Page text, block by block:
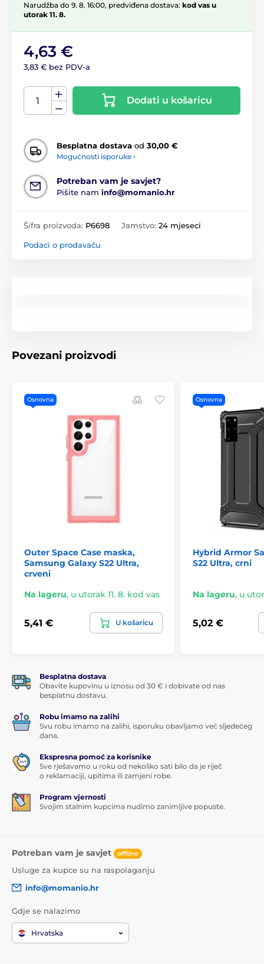
Narudžba do 9. 8. 16:00, predviđena dostava: kod vas u
utorak 11. 8.
4,63 €
3,83 € bez PDV-a
Dodati u košaricu
Besplatna dostava od 30,00 €
Mogućnosti isporuke ›
Potreban vam je savjet?
Pišite nam info@momanio.hr
Šifra proizvoda: P6698 Jamstvo: 24 mjeseci
Podaci o prodavaču
Povezani proizvodi
Osnovna
Outer Space Case maska,
Samsung Galaxy S22 Ultra,
crveni
Na lageru, u utorak 11. 8. kod vas
5,41 € U košaricu
Osnovna
Hybrid Armor
S22 Ultra, crni
Na lageru, u
5,02 €
Besplatna dostava
Obavite kupovinu u iznosu od 30 € i dobivate od nas
besplatnu dostavu.
Robu imamo na zalihi
Svu robu imamo na zalihi, isporuku obavljamo već sljedećeg
dana.
Ekspresna pomoć za korisnike
Sve rješavamo u roku od nekoliko sati bilo da je riječ
o reklamaciji, upitima ili zamjeni robe.
Program vjernosti
Svojim stalnim kupcima nudimo zanimljive popuste.
Potreban vam je savjet offline
Usluge za kupce su na raspolaganju
info@momanio.hr
Gdje se nalazimo
Hrvatska